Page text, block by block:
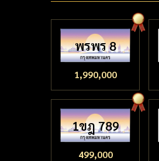
พรพร 8
1,990,000
1ขฎ 789
499,000